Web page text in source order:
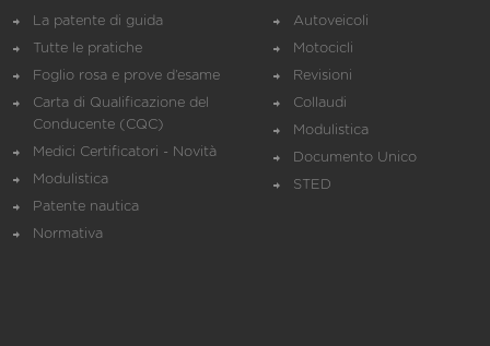
La patente di guida
Tutte le pratiche
Foglio rosa e prove d’esame
Carta di Qualificazione del
Conducente (CQC)
Medici Certificatori - Novità
Modulistica
Patente nautica
Normativa
Autoveicoli
Motocicli
Revisioni
Collaudi
Modulistica
Documento Unico
STED